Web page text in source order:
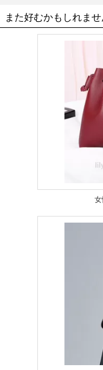
また好むかもしれませ